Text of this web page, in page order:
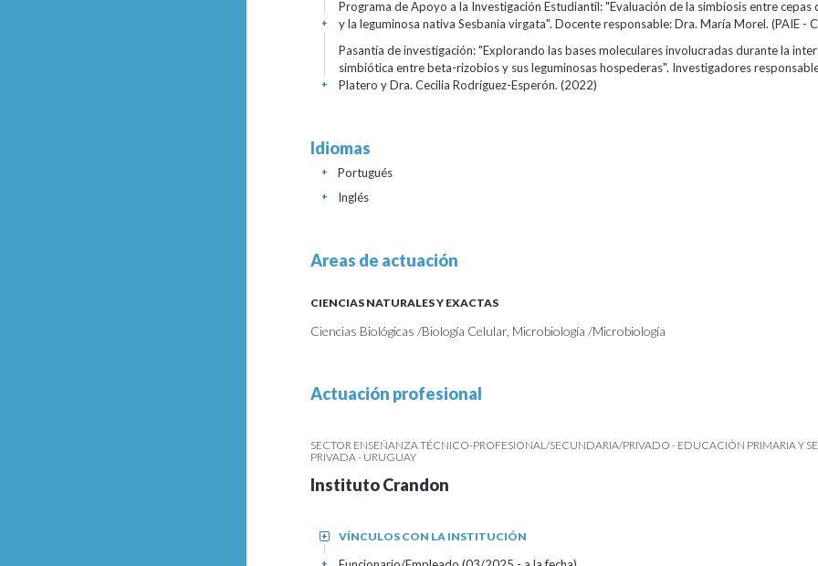
Programa de Apoyo a la Investigación Estudiantil: "Evaluación de la simbiosis entre cepas
y la leguminosa nativa Sesbania virgata". Docente responsable: Dra. María Morel. (PAIE -
+
Pasantía de investigación: "Explorando las bases moleculares involucradas durante la
simbiótica entre beta-rizobios y sus leguminosas hospederas". Investigadores
Platero y Dra. Cecilia Rodríguez-Esperón. (2022)
+
Idiomas
Portugués
+
Inglés
+
Areas de actuación
CIENCIAS NATURALES Y EXACTAS
Ciencias Biológicas /Biología Celular, Microbiología /Microbiología
Actuación profesional
SECTOR ENSEÑANZA TÉCNICO-PROFESIONAL/SECUNDARIA/PRIVADO - EDUCACIÓN PRIMARIA Y
PRIVADA - URUGUAY
Instituto Crandon
VÍNCULOS CON LA INSTITUCIÓN
+
+